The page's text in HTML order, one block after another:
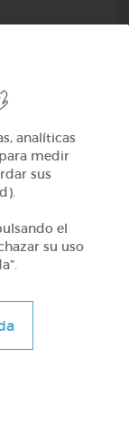
de esopo
analíticas
medir
sus
el
su uso